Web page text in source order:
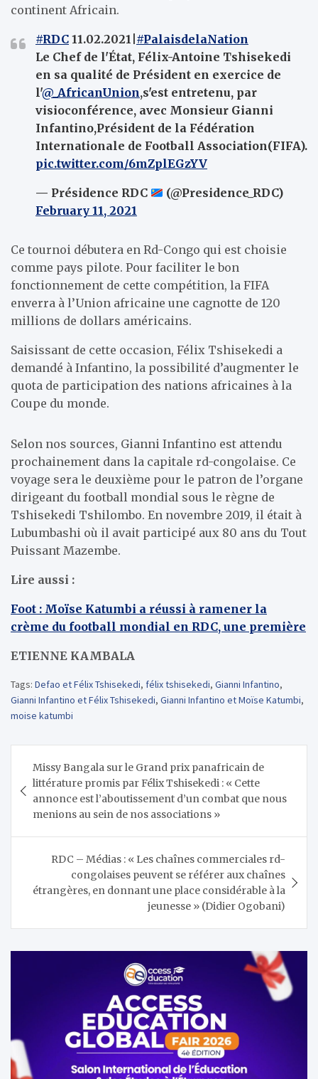
continent Africain.
#RDC 11.02.2021| #PalaisdelaNation
Le Chef de l'État, Félix-Antoine Tshisekedi
en sa qualité de Président en exercice de
l'@_AfricanUnion,s'est entretenu, par
visioconférence, avec Monsieur Gianni
Infantino,Président de la Fédération
Internationale de Football Association(FIFA).
pic.twitter.com/6mZplEGzYV
— Présidence RDC
(@Presidence_RDC)
February 11, 2021
Ce tournoi débutera en Rd-Congo qui est choisie
comme pays pilote. Pour faciliter le bon
fonctionnement de cette compétition, la FIFA
enverra à l’Union africaine une cagnotte de 120
millions de dollars américains.
Saisissant de cette occasion, Félix Tshisekedi a
demandé à Infantino, la possibilité d’augmenter le
quota de participation des nations africaines à la
Coupe du monde.
Selon nos sources, Gianni Infantino est attendu
prochainement dans la capitale rd-congolaise. Ce
voyage sera le deuxième pour le patron de l’organe
dirigeant du football mondial sous le règne de
Tshisekedi Tshilombo. En novembre 2019, il était à
Lubumbashi où il avait participé aux 80 ans du Tout
Puissant Mazembe.
Lire aussi :
Foot : Moïse Katumbi a réussi à ramener la
crème du football mondial en RDC, une première
ETIENNE KAMBALA
Tags: Defao et Félix Tshisekedi, félix tshisekedi, Gianni Infantino,
Gianni Infantino et Félix Tshisekedi, Gianni Infantino et Moïse Katumbi,
moise katumbi
l’article
Missy Bangala sur le Grand prix panafricain de
littérature promis par Félix Tshisekedi : « Cette
annonce est l’aboutissement d’un combat que nous
menions au sein de nos associations »
RDC – Médias : « Les chaînes commerciales rd-
congolaises peuvent se référer aux chaînes
étrangères, en donnant une place considérable à la
jeunesse » (Didier Ogobani)